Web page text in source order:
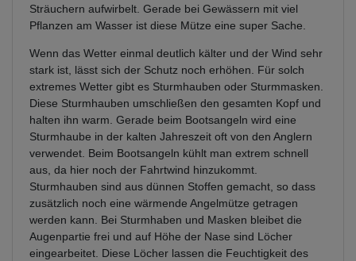
Sträuchern aufwirbelt. Gerade bei Gewässern mit viel
Pflanzen am Wasser ist diese Mütze eine super Sache.
Wenn das Wetter einmal deutlich kälter und der Wind sehr
stark ist, lässt sich der Schutz noch erhöhen. Für solch
extremes Wetter gibt es Sturmhauben oder Sturmmasken.
Diese Sturmhauben umschließen den gesamten Kopf und
halten ihn warm. Gerade beim Bootsangeln wird eine
Sturmhaube in der kalten Jahreszeit oft von den Anglern
verwendet. Beim Bootsangeln kühlt man extrem schnell
aus, da hier noch der Fahrtwind hinzukommt.
Sturmhauben sind aus dünnen Stoffen gemacht, so dass
zusätzlich noch eine wärmende Angelmütze getragen
werden kann. Bei Sturmhaben und Masken bleibet die
Augenpartie frei und auf Höhe der Nase sind Löcher
eingearbeitet. Diese Löcher lassen die Feuchtigkeit des